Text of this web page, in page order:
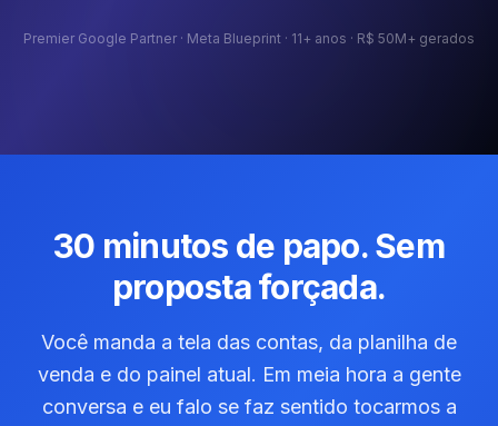
Premier Google Partner · Meta Blueprint · 11+ anos · R$ 50M+ gerados
30 minutos de papo. Sem
proposta forçada.
Você manda a tela das contas, da planilha de
venda e do painel atual. Em meia hora a gente
conversa e eu falo se faz sentido tocarmos a